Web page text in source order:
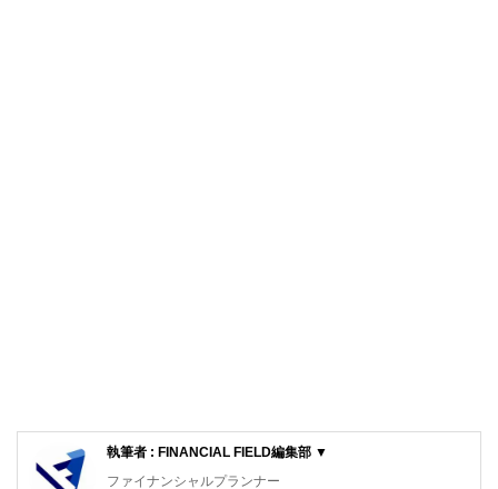
執筆者 : FINANCIAL FIELD編集部 ▼
ファイナンシャルプランナー